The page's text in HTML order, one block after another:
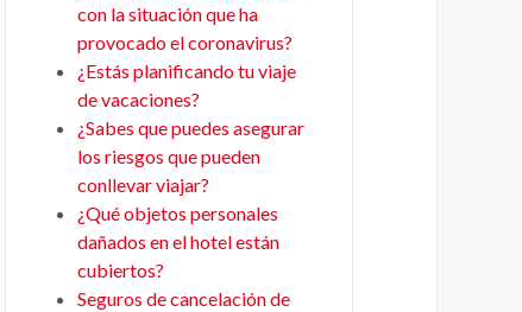
con la situación que ha
provocado el coronavirus?
¿Estás planificando tu viaje
de vacaciones?
¿Sabes que puedes asegurar
los riesgos que pueden
conllevar viajar?
¿Qué objetos personales
dañados en el hotel están
cubiertos?
Seguros de cancelación de